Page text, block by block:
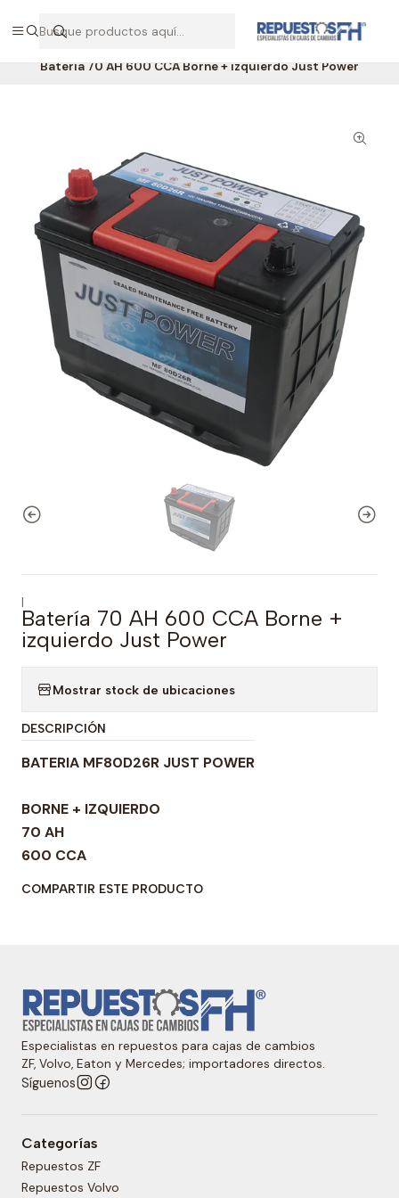
Hablemos por WhatsApp +56 9 7138 9597 / +56 9 8500 2568
Batería 70 AH 600 CCA Borne + izquierdo Just Power
|
Batería 70 AH 600 CCA Borne +
izquierdo Just Power
Mostrar stock de ubicaciones
DESCRIPCIÓN
BATERIA MF80D26R JUST POWER
BORNE + IZQUIERDO
70 AH
600 CCA
COMPARTIR ESTE PRODUCTO
Especialistas en repuestos para cajas de cambios
ZF, Volvo, Eaton y Mercedes; importadores directos.
Síguenos
Categorías
Repuestos ZF
Repuestos Volvo